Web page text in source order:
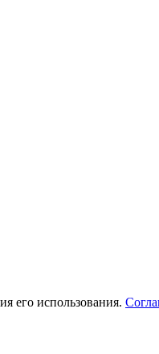
его использования.